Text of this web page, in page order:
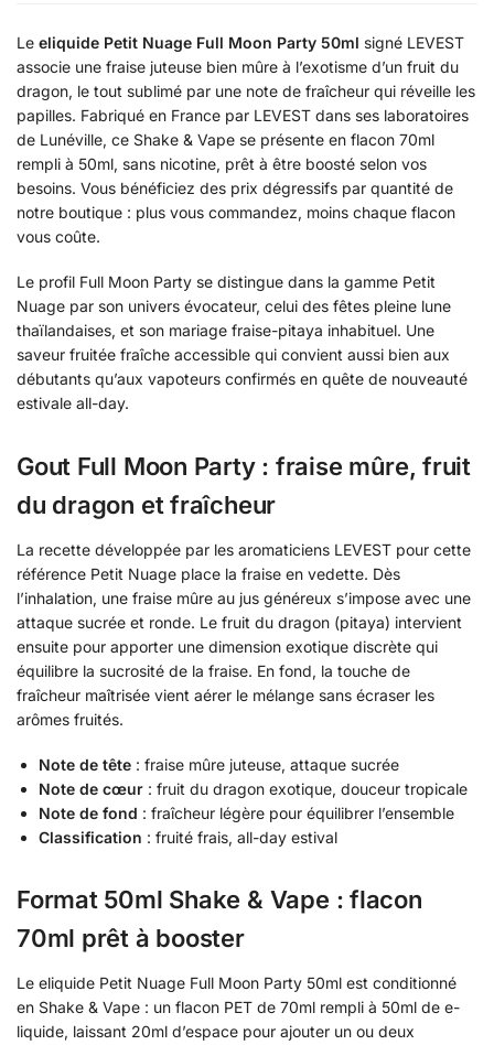
Le eliquide Petit Nuage Full Moon Party 50ml signé LEVEST
associe une fraise juteuse bien mûre à l’exotisme d’un fruit du
dragon, le tout sublimé par une note de fraîcheur qui réveille les
papilles. Fabriqué en France par LEVEST dans ses laboratoires
de Lunéville, ce Shake & Vape se présente en flacon 70ml
rempli à 50ml, sans nicotine, prêt à être boosté selon vos
besoins. Vous bénéficiez des prix dégressifs par quantité de
notre boutique : plus vous commandez, moins chaque flacon
vous coûte.
Le profil Full Moon Party se distingue dans la gamme Petit
Nuage par son univers évocateur, celui des fêtes pleine lune
thaïlandaises, et son mariage fraise-pitaya inhabituel. Une
saveur fruitée fraîche accessible qui convient aussi bien aux
débutants qu’aux vapoteurs confirmés en quête de nouveauté
estivale all-day.
Gout Full Moon Party : fraise mûre, fruit
du dragon et fraîcheur
La recette développée par les aromaticiens LEVEST pour cette
référence Petit Nuage place la fraise en vedette. Dès
l’inhalation, une fraise mûre au jus généreux s’impose avec une
attaque sucrée et ronde. Le fruit du dragon (pitaya) intervient
ensuite pour apporter une dimension exotique discrète qui
équilibre la sucrosité de la fraise. En fond, la touche de
fraîcheur maîtrisée vient aérer le mélange sans écraser les
arômes fruités.
Note de tête : fraise mûre juteuse, attaque sucrée
Note de cœur : fruit du dragon exotique, douceur tropicale
Note de fond : fraîcheur légère pour équilibrer l’ensemble
Classification : fruité frais, all-day estival
Format 50ml Shake & Vape : flacon
70ml prêt à booster
Le eliquide Petit Nuage Full Moon Party 50ml est conditionné
en Shake & Vape : un flacon PET de 70ml rempli à 50ml de e-
liquide, laissant 20ml d’espace pour ajouter un ou deux